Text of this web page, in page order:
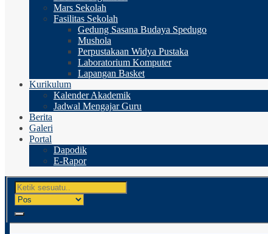
Mars Sekolah
Fasilitas Sekolah
Gedung Sasana Budaya Spedugo
Mushola
Perpustakaan Widya Pustaka
Laboratorium Komputer
Lapangan Basket
Kurikulum
Kalender Akademik
Jadwal Mengajar Guru
Berita
Galeri
Portal
Dapodik
E-Rapor